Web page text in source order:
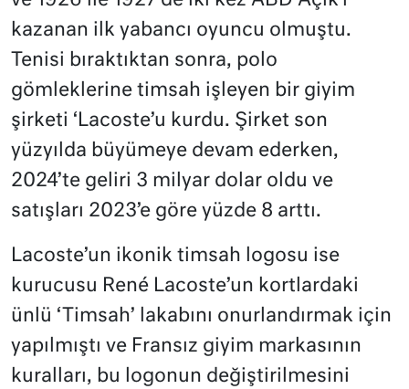
kazanan ilk yabancı oyuncu olmuştu.
Tenisi bıraktıktan sonra, polo
gömleklerine timsah işleyen bir giyim
şirketi ‘Lacoste’u kurdu. Şirket son
yüzyılda büyümeye devam ederken,
2024’te geliri 3 milyar dolar oldu ve
satışları 2023’e göre yüzde 8 arttı.
Lacoste’un ikonik timsah logosu ise
kurucusu René Lacoste’un kortlardaki
ünlü ‘Timsah’ lakabını onurlandırmak için
yapılmıştı ve Fransız giyim markasının
kuralları, bu logonun değiştirilmesini